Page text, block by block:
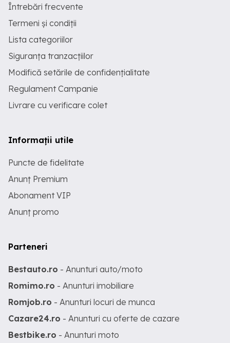
Întrebări frecvente
Termeni și condiții
Lista categoriilor
Siguranța tranzacțiilor
Modifică setările de confidențialitate
Regulament Campanie
Livrare cu verificare colet
Informații utile
Puncte de fidelitate
Anunț Premium
Abonament VIP
Anunț promo
Parteneri
Bestauto.ro - Anunturi auto/moto
Romimo.ro - Anunturi imobiliare
Romjob.ro - Anunturi locuri de munca
Cazare24.ro - Anunturi cu oferte de cazare
Bestbike.ro - Anunturi moto